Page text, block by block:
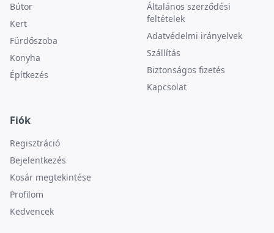
Bútor
Kert
Fürdőszoba
Konyha
Építkezés
Általános szerződési
feltételek
Adatvédelmi irányelvek
Szállítás
Biztonságos fizetés
Kapcsolat
Fiók
Regisztráció
Bejelentkezés
Kosár megtekintése
Profilom
Kedvencek